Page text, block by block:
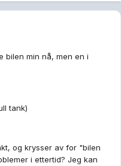
bilen min nå, men en i
tank)
og krysser av for "bilen
i ettertid? Jeg kan